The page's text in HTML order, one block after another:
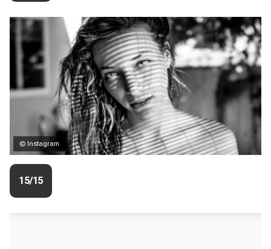
© Instagram
15/15